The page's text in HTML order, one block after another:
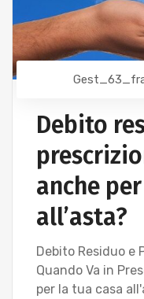
Debito
anche
all’asta?
Debito Residuo e
Quando Va in
per la tua casa